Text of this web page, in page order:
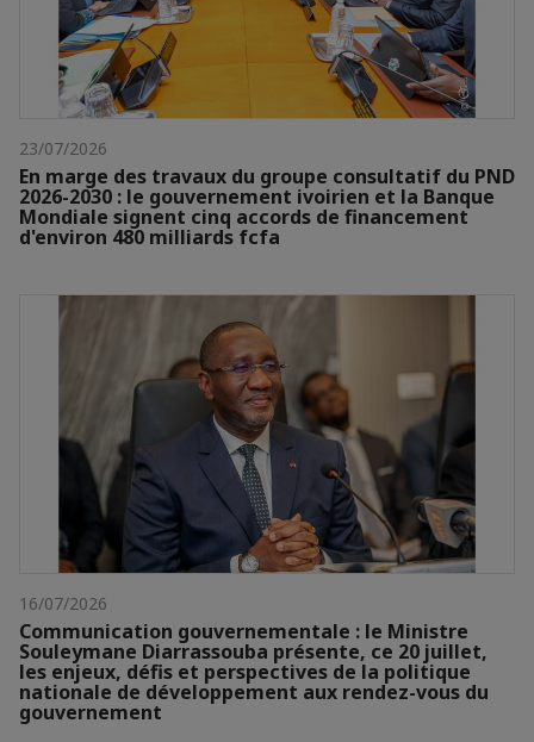
23/07/2026
En marge des travaux du groupe consultatif du PND
2026-2030 : le gouvernement ivoirien et la Banque
Mondiale signent cinq accords de financement
d'environ 480 milliards fcfa
16/07/2026
Communication gouvernementale : le Ministre
Souleymane Diarrassouba présente, ce 20 juillet,
les enjeux, défis et perspectives de la politique
nationale de développement aux rendez-vous du
gouvernement